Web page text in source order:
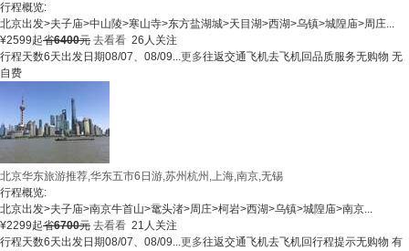
行程概览:
北京出发>夫子庙>中山陵>寒山寺>东方盐湖城>天目湖>西湖>乌镇>城隍庙>周庄...
¥2599起省6400元 去看看 26人关注
行程天数6天出发日期08/07、08/09...更多往返交通飞机去飞机回品质服务无购物 无
自费
北京华东旅游推荐,华东五市6日游,苏州杭州,上海,南京,无锡
行程概览:
北京出发>夫子庙>南京牛首山>鼋头渚>周庄>柯岩>西湖>乌镇>城隍庙>南京...
¥2299起省6700元 去看看 21人关注
行程天数6天出发日期08/07、08/09...更多往返交通飞机去飞机回行程提示无购物 有